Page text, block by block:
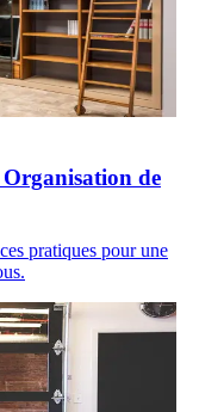
de
pratiques pour une